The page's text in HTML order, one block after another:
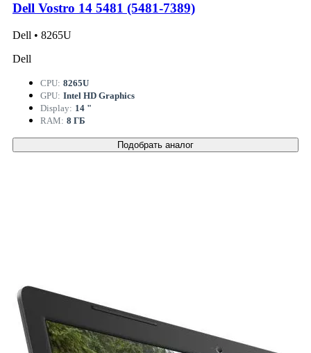
Dell Vostro 14 5481 (5481-7389)
Dell • 8265U
Dell
CPU: 8265U
GPU: Intel HD Graphics
Display: 14 "
RAM: 8 ГБ
Подобрать аналог